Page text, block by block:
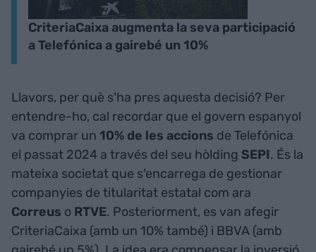
CriteriaCaixa augmenta la seva participació
a Telefónica a gairebé un 10%
Llavors, per què s'ha pres aquesta decisió? Per
entendre-ho, cal recordar que el govern espanyol
va comprar un 10% de les accions de Telefónica
el passat 2024 a través del seu hòlding SEPI. És la
mateixa societat que s'encarrega de gestionar
companyies de titularitat estatal com ara
Correus o RTVE. Posteriorment, es van afegir
CriteriaCaixa (amb un 10% també) i BBVA (amb